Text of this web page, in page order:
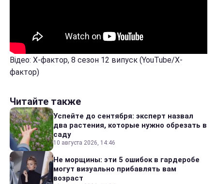
Відео: Х-фактор, 8 сезон 12 випуск (YouTube/Х-
фактор)
Читайте также
Успейте до сентября: эксперт назвал
два растения, которые нужно обрезать в
саду
10 августа 2026, 14:46
Не морщины: эти 5 ошибок в гардеробе
могут визуально прибавлять вам
возраст